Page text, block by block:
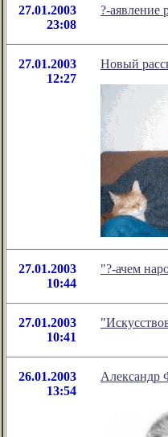
27.01.2003
23:08
?-аявление
27.01.2003
12:27
Новый
27.01.2003
10:44
"?-ачем
27.01.2003
10:41
26.01.2003
13:54
Александр